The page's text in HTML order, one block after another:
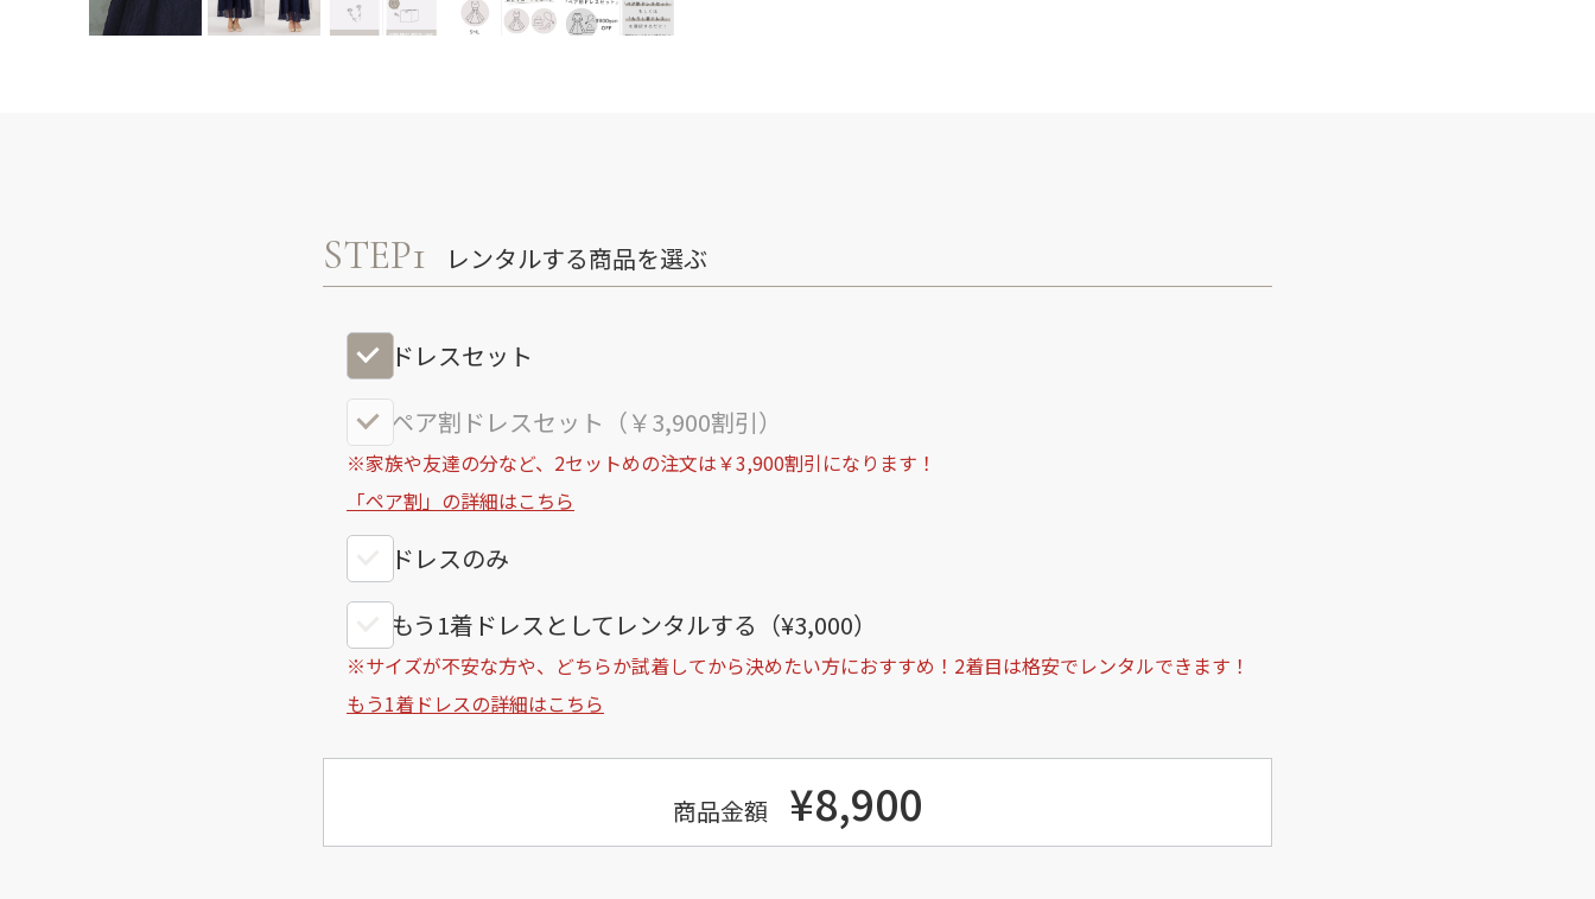
STEP1 レンタルする商品を選ぶ
ドレスセット
ペア割ドレスセット（￥3,900割引）
※家族や友達の分など、2セットめの注文は￥3,900割引になります！
「ペア割」の詳細はこちら
ドレスのみ
もう1着ドレスとしてレンタルする（¥3,000）
※サイズが不安な方や、どちらか試着してから決めたい方におすすめ！2着目は格安でレンタルできます！
もう1着ドレスの詳細はこちら
商品金額 ¥8,900